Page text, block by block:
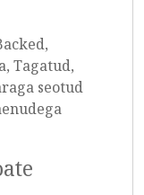
Tagatud,
seotud